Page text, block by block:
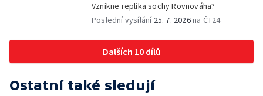
Vznikne replika sochy Rovnováha?
Poslední vysílání 25. 7. 2026na ČT24
Dalších 10 dílů
Ostatní také sledují